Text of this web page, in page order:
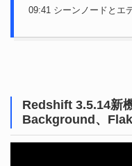
09:41 シーンノードとエ
Redshift 3.5.14新
Background、